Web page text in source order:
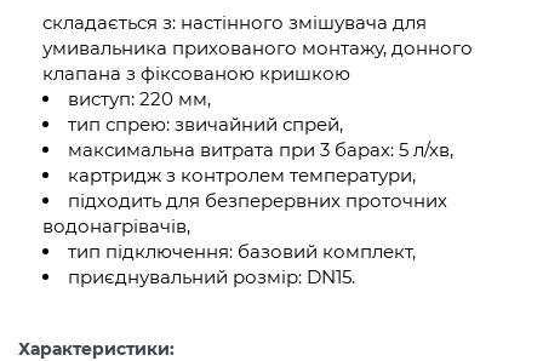
складається з: настінного змішувача для
умивальника прихованого монтажу, донного
клапана з фіксованою кришкою
виступ: 220 мм,
тип спрею: звичайний спрей,
максимальна витрата при 3 барах: 5 л/хв,
картридж з контролем температури,
підходить для безперервних проточних
водонагрівачів,
тип підключення: базовий комплект,
приєднувальний розмір: DN15.
Характеристики: